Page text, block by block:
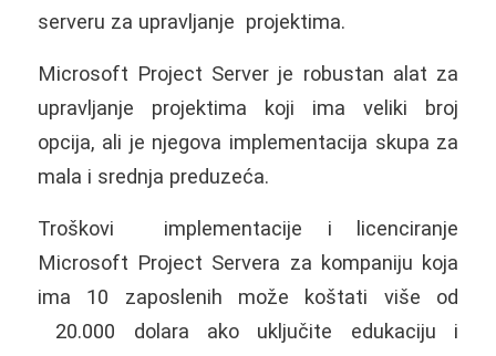
serveru za upravljanje projektima.
Microsoft Project Server je robustan alat za
upravljanje projektima koji ima veliki broj
opcija, ali je njegova implementacija skupa za
mala i srednja preduzeća.
Troškovi implementacije i licenciranje
Microsoft Project Servera za kompaniju koja
ima 10 zaposlenih može koštati više od
20.000 dolara ako uključite edukaciju i